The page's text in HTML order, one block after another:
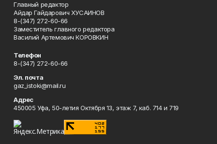
Главный редактор
Айдар Гайдарович ХУСАИНОВ
8-(347) 272-60-66
Заместитель главного редактора
Василий Артемович КОРОВКИН
Телефон
8-(347) 272-60-66
Эл. почта
gaz_istoki@mail.ru
Адрес
450005 Уфа, 50-летия Октября 13, этаж 7, каб. 714 и 719